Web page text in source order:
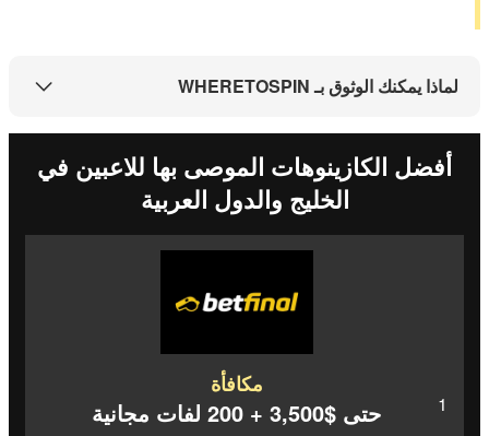
لماذا يمكنك الوثوق بـ WHERETOSPIN
أفضل الكازينوهات الموصى بها للاعبين في
الخليج والدول العربية
مكافأة
حتى $3,500 + 200 لفات مجانية